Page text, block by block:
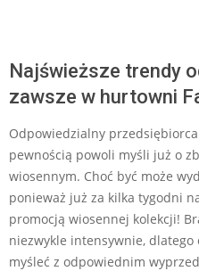
Najświeższe trendy
zawsze w hurtowni
Odpowiedzialny
pewnością powoli myśli już o
wiosennym. Choć być może
ponieważ już za kilka tygodni
promocją wiosennej kolekcji!
niezwykle intensywnie,
myśleć z odpowiednim